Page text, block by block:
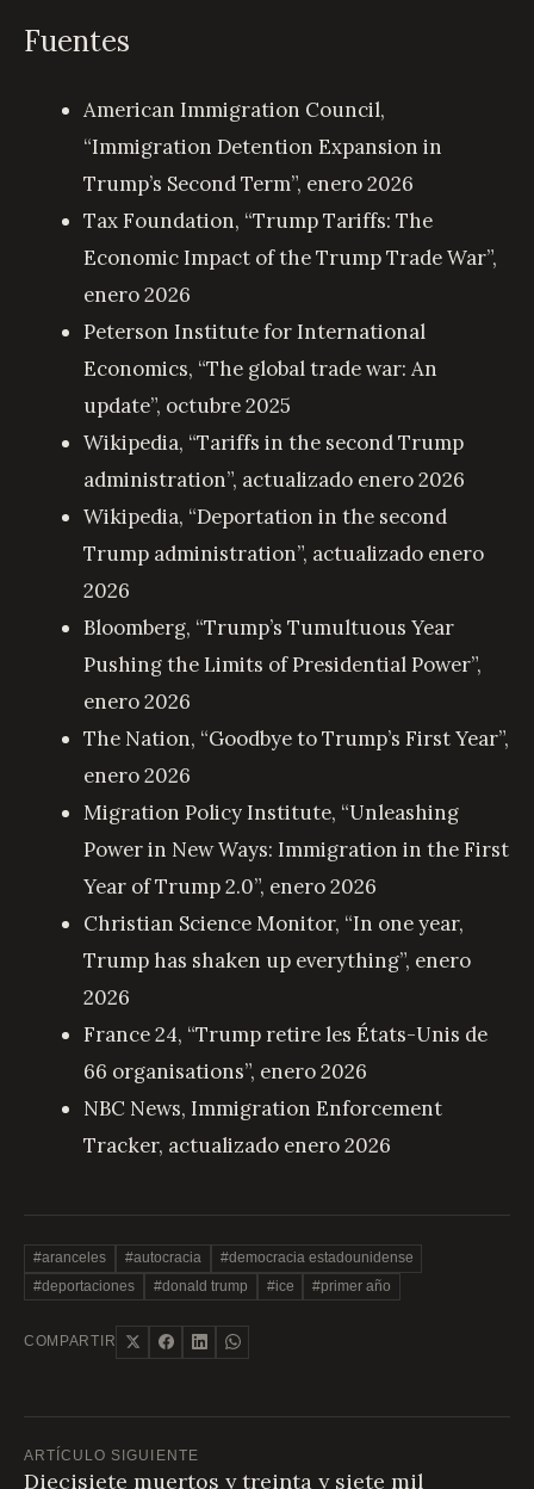
Fuentes
American Immigration Council,
“Immigration Detention Expansion in
Trump’s Second Term”, enero 2026
Tax Foundation, “Trump Tariffs: The
Economic Impact of the Trump Trade War”,
enero 2026
Peterson Institute for International
Economics, “The global trade war: An
update”, octubre 2025
Wikipedia, “Tariffs in the second Trump
administration”, actualizado enero 2026
Wikipedia, “Deportation in the second
Trump administration”, actualizado enero
2026
Bloomberg, “Trump’s Tumultuous Year
Pushing the Limits of Presidential Power”,
enero 2026
The Nation, “Goodbye to Trump’s First Year”,
enero 2026
Migration Policy Institute, “Unleashing
Power in New Ways: Immigration in the First
Year of Trump 2.0”, enero 2026
Christian Science Monitor, “In one year,
Trump has shaken up everything”, enero
2026
France 24, “Trump retire les États-Unis de
66 organisations”, enero 2026
NBC News, Immigration Enforcement
Tracker, actualizado enero 2026
#aranceles #autocracia
#democracia estadounidense
#deportaciones
#donald trump #ice #primer año
COMPARTIR
ARTÍCULO SIGUIENTE
Diecisiete muertos y treinta y siete mil